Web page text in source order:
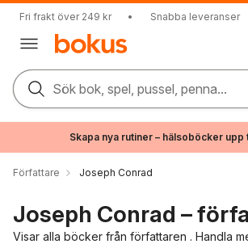
Fri frakt över 249 kr • Snabba leveranser
Sök bok, spel, pussel, penna...
Skapa nya rutiner – hälsoböcker upp
Författare Joseph Conrad
Joseph Conrad –
Visar alla böcker från författaren . Handla